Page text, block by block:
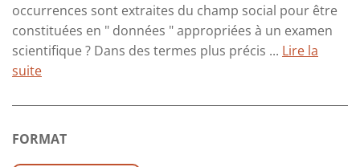
occurrences sont extraites du champ social pour être
constituées en " données " appropriées à un examen
scientifique ? Dans des termes plus précis ... Lire la
suite
FORMAT